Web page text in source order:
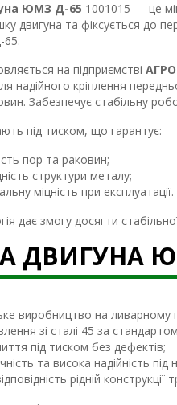
ЮМЗ Д-65 1001015 — це
двигуна та фіксується до
65.
на підприємстві
надійного кріплення
Забезпечує стабільну
під тиском, що гарантує:
пор та раковин;
структури металу;
міцність при експлуатації.
дає змогу досягти
ДВИГУНА
виробництво на ливарному
зі сталі 45 за
під тиском без дефектів;
та висока надійність
рідній